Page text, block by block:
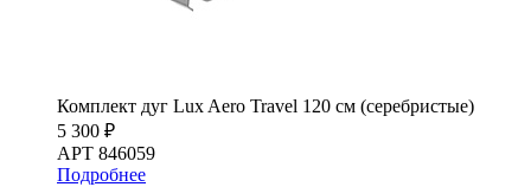
Комплект дуг Lux Aero Travel 120 см (серебристые)
5 300 ₽
АРТ 846059
Подробнее